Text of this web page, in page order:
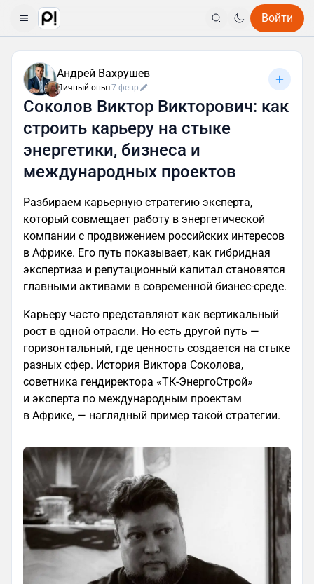
Войти
Андрей Вахрушев
Личный опыт7 февр
Соколов Виктор Викторович: как
строить карьеру на стыке
энергетики, бизнеса и
международных проектов
Разбираем карьерную стратегию эксперта,
который совмещает работу в энергетической
компании с продвижением российских интересов
в Африке. Его путь показывает, как гибридная
экспертиза и репутационный капитал становятся
главными активами в современной бизнес-среде.
Карьеру часто представляют как вертикальный
рост в одной отрасли. Но есть другой путь —
горизонтальный, где ценность создается на стыке
разных сфер. История Виктора Соколова,
советника гендиректора «ТК-ЭнергоСтрой»
и эксперта по международным проектам
в Африке, — наглядный пример такой стратегии.